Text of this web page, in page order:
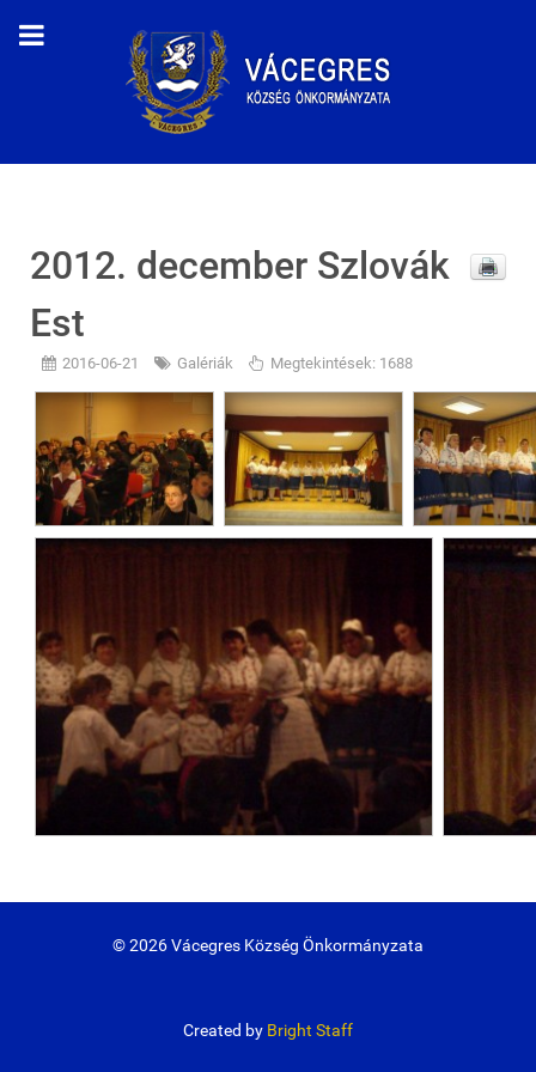
2012. december Szlovák
Est
2016-06-21 Galériák Megtekintések: 1688
© 2026 Vácegres Község Önkormányzata
Created by Bright Staff